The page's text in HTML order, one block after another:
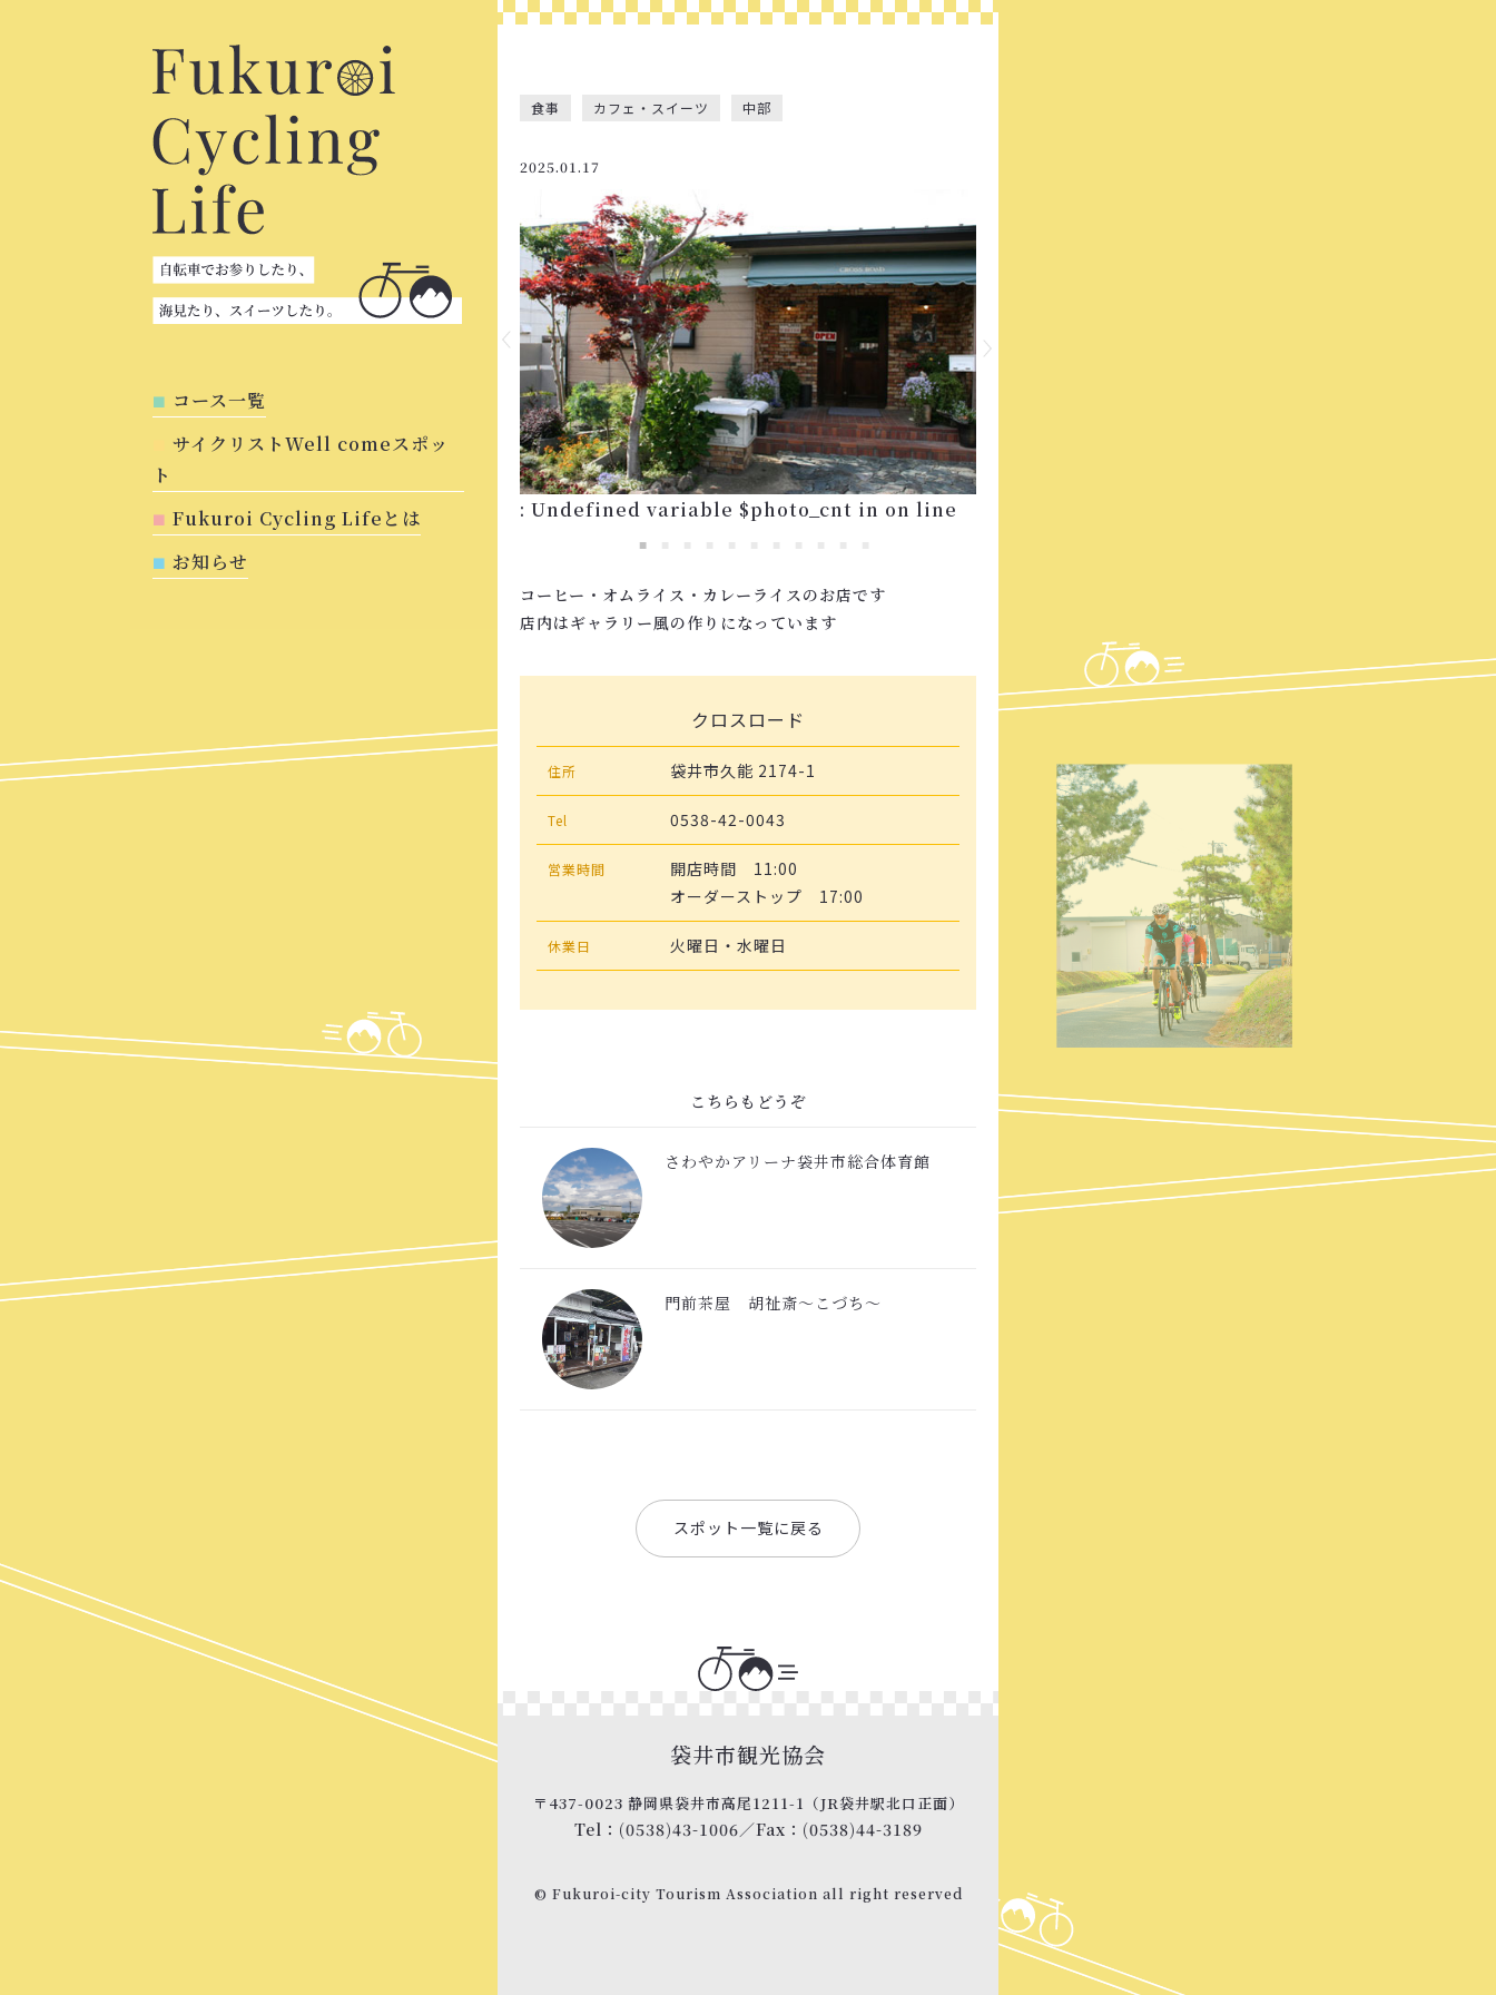
コース一覧
サイクリストWell comeスポッ
ト
Fukuroi Cycling Lifeとは
お知らせ
食事 カフェ・スイーツ 中部
2025.01.17
: Undefined variable $photo_cnt in on line
コーヒー・オムライス・カレーライスのお店です
店内はギャラリー風の作りになっています
クロスロード
住所 袋井市久能 2174-1
Tel 0538-42-0043
営業時間
開店時間 11:00
オーダーストップ 17:00
休業日 火曜日・水曜日
こちらもどうぞ
さわやかアリーナ袋井市総合体育館
門前茶屋 胡祉斎〜こづち〜
スポット一覧に戻る
袋井市観光協会
〒437-0023 静岡県袋井市高尾1211-1 （JR袋井駅北口正面）
Tel：(0538)43-1006／Fax：(0538)44-3189
© Fukuroi-city Tourism Association all right reserved